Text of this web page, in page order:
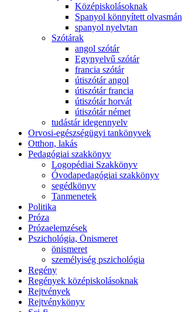
Középiskolásoknak
Spanyol könnyített
spanyol nyelvtan
Szótárak
angol szótár
Egynyelvű szótár
francia szótár
útiszótár angol
útiszótár francia
útiszótár horvát
útiszótár német
tudástár idegennyelv
Orvosi-egészségügyi tankönyvek
Otthon, lakás
Pedagógiai szakkönyv
Logopédiai Szakkönyv
Óvodapedagógiai szakkönyv
segédkönyv
Tanmenetek
Politika
Próza
Prózaelemzések
Pszichológia, Önismeret
önismeret
személyiség pszichológia
Regény
Regények középiskolásoknak
Rejtvények
Rejtvénykönyv